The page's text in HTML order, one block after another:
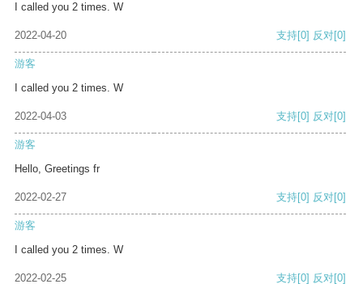
I called you 2 times. W
2022-04-20 支持[0] 反对[0]
游客
I called you 2 times. W
2022-04-03 支持[0] 反对[0]
游客
Hello, Greetings fr
2022-02-27 支持[0] 反对[0]
游客
I called you 2 times. W
2022-02-25 支持[0] 反对[0]